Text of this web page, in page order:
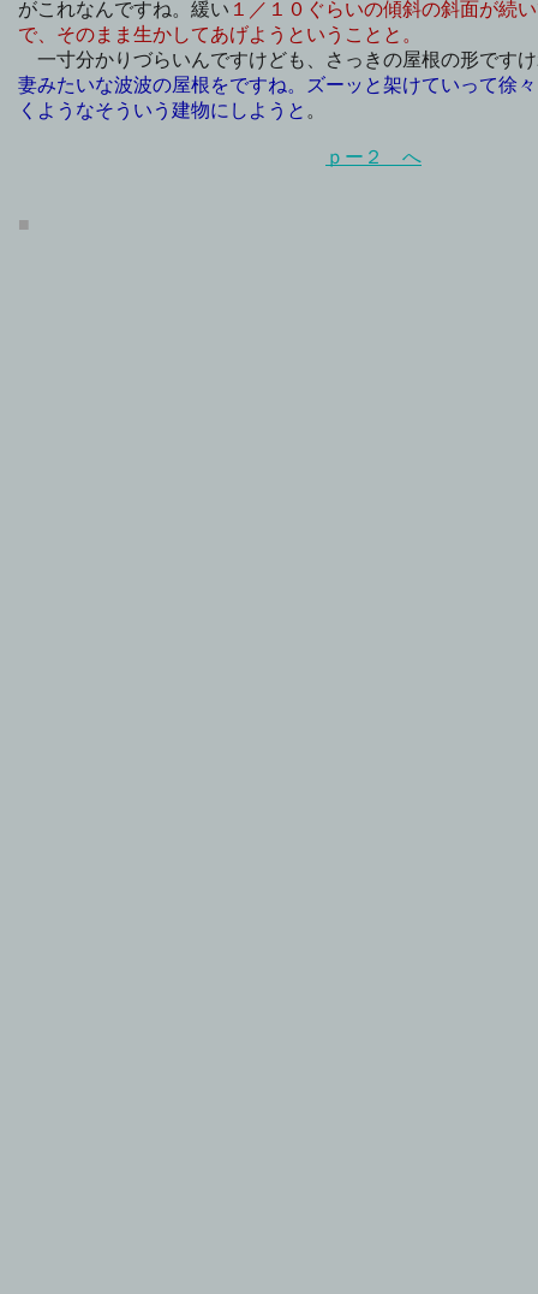
がこれなんですね。緩い １／１０ぐらいの傾斜の斜面が続
で、そのまま生かしてあげようということと。
一寸分かりづらいんですけども、さっきの屋根の形です
妻みたいな波波の屋根をですね。ズーッと架けていって徐
くようなそういう建物にしようと 。
ｐー２ へ
■